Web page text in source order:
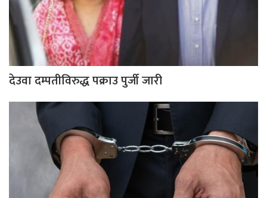
देउवा दम्पतीविरुद्ध पक्राउ पुर्जी जारी